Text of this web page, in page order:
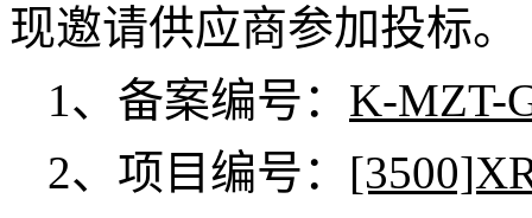
现邀请供应商参加投标。
1、备案编号： K-MZT-
2、项目编号：